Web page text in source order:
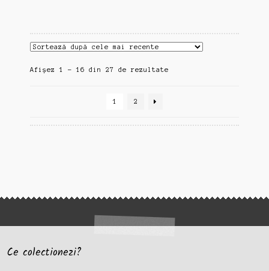
Afișez 1 - 16 din 27 de rezultateSortat
1 2
Ce colectionezi?